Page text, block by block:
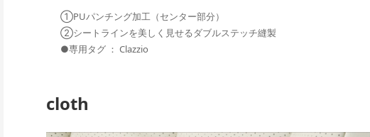
①PUパンチング加工（センター部分）
②シートラインを美しく見せるダブルステッチ縫製
●専用タグ ： Clazzio
cloth